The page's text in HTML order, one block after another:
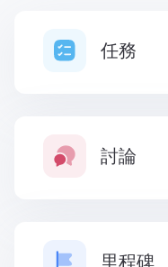
任務
討論
里程碑